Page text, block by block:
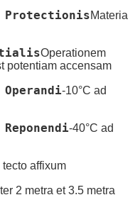
ProtectionisMateria
Operationem
potentiam accensam
-10°C ad
-40°C ad
tecto affixum
2 metra et 3.5 metra